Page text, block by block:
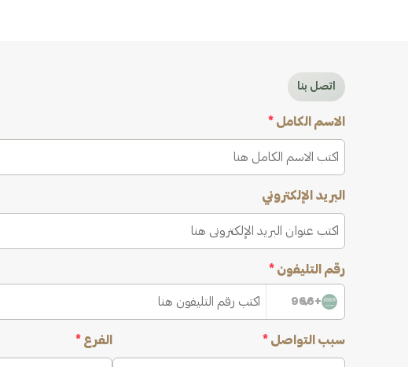
اتصل بنا
الاسم الكامل *
البريد الإلكتروني
رقم التليفون *
+966
سبب التواصل * الفرع *